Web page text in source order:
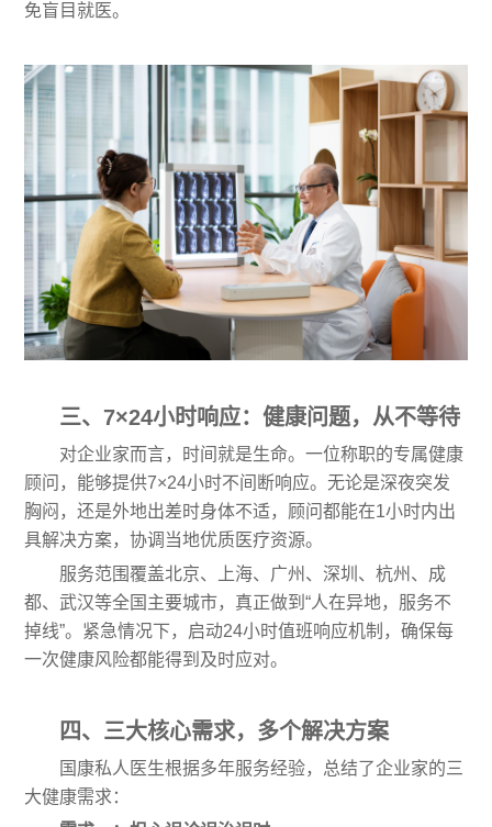
免盲目就医。
三、7×24小时响应：健康问题，从不等待
对企业家而言，时间就是生命。一位称职的专属健康
顾问，能够提供7×24小时不间断响应。无论是深夜突发
胸闷，还是外地出差时身体不适，顾问都能在1小时内出
具解决方案，协调当地优质医疗资源。
服务范围覆盖北京、上海、广州、深圳、杭州、成
都、武汉等全国主要城市，真正做到“人在异地，服务不
掉线”。紧急情况下，启动24小时值班响应机制，确保每
一次健康风险都能得到及时应对。
四、三大核心需求，多个解决方案
国康私人医生根据多年服务经验，总结了企业家的三
大健康需求：